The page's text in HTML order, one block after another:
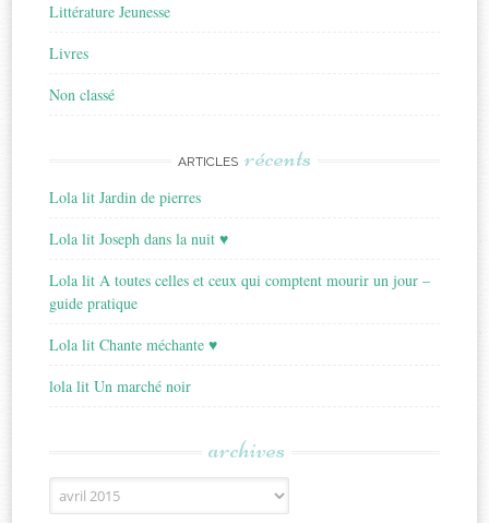
Littérature Jeunesse
Livres
Non classé
ARTICLES récents
Lola lit Jardin de pierres
Lola lit Joseph dans la nuit ♥
Lola lit A toutes celles et ceux qui comptent mourir un jour –
guide pratique
Lola lit Chante méchante ♥
lola lit Un marché noir
archives
Archives